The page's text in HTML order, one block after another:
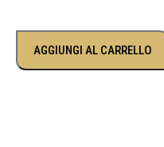
AGGIUNGI AL CARRELLO